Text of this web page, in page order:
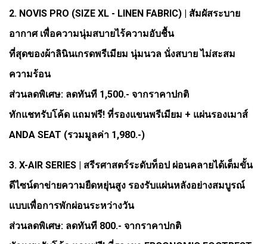
2. NOVIS PRO (SIZE XL - LINEN FABRIC) | สัมผัสระบาย
อากาศ เพื่อความนุ่มสบายไร้ความอับชื้น
ที่สุดของผ้าลินินเกรดพรีเมียม นุ่มนวล นั่งสบาย ไม่สะสม
ความร้อน
ส่วนลดพิเศษ: ลดทันที 1,500.- จากราคาปกติ
ทักแชทรับโค้ด แถมฟรี! ที่รองแขนพรีเมียม + แผ่นรองเมาส์
ANDA SEAT (รวมมูลค่า 1,980.-)
3. X-AIR SERIES | สรีรศาสตร์ระดับท็อป ผ่อนคลายได้เต็มขั้น
ดีไซน์ตาข่ายความยืดหยุ่นสูง รองรับแผ่นหลังอย่างสมบูรณ์
แบบเพื่อการพักผ่อนระหว่างวัน
ส่วนลดพิเศษ: ลดทันที 800.- จากราคาปกติ